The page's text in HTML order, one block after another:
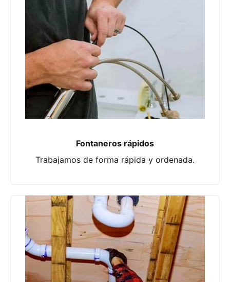
Fontaneros rápidos
Trabajamos de forma rápida y ordenada.